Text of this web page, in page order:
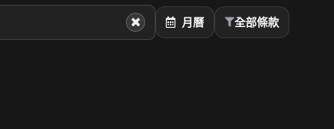
月曆 全部條款